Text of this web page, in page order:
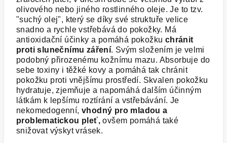
olivového nebo jiného rostlinného oleje. Je to tzv.
"suchý olej", který se díky své struktuře velice
snadno a rychle vstřebává do pokožky. Má
antioxidační účinky a pomáhá pokožku chránit
proti slunečnímu záření. Svým složením je velmi
podobný přirozenému kožnímu mazu. Absorbuje do
sebe toxiny i těžké kovy a pomáhá tak chránit
pokožku proti vnějšímu prostředí. Skvalen pokožku
hydratuje, zjemňuje a napomáhá dalším účinným
látkám k lepšímu roztírání a vstřebávání. Je
nekomedogenní,vhodný pro mladou a
problematickou pleť, ovšem pomáhá také
snižovat výskyt vrásek.